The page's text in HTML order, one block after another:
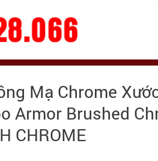
Mạ Chrome
Armor Brushed
CHROME